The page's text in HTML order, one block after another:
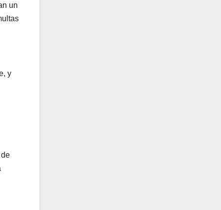
un
y